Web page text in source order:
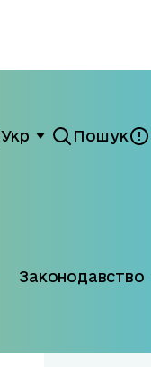
Укр Пошук
Законодавство